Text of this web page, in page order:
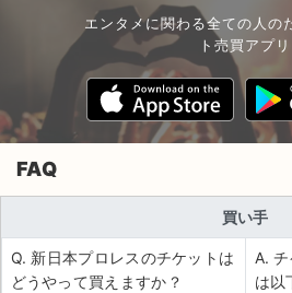
エンタメに関わる全ての人の
ト売買アプリ
FAQ
買い手
Q. 新日本プロレスのチケットは
どうやって買えますか？
A.
は以